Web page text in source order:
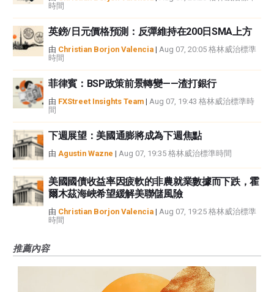
時間
英鎊/日元價格預測：反彈維持在200日SMA上方
由 Christian Borjon Valencia | Aug 07, 20:05 格林威治標準
時間
菲律賓：BSP政策前景轉變——渣打銀行
由 FXStreet Insights Team | Aug 07, 19:43 格林威治標準時
間
下週展望：美國通膨將成為下週焦點
由 Agustin Wazne | Aug 07, 19:35 格林威治標準時間
美國國債收益率因疲軟的非農就業數據而下跌，霍
爾木茲海峽希望緩解美聯儲風險
由 Christian Borjon Valencia | Aug 07, 19:25 格林威治標準
時間
推薦內容